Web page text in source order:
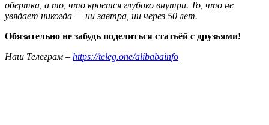
обертка, а то, что кроется глубоко внутри. То, что не
увядает никогда — ни завтра, ни через 50 лет.
Обязательно не забудь поделиться статьёй с друзьями!
Наш Телеграм – https://teleg.one/alibabainfo